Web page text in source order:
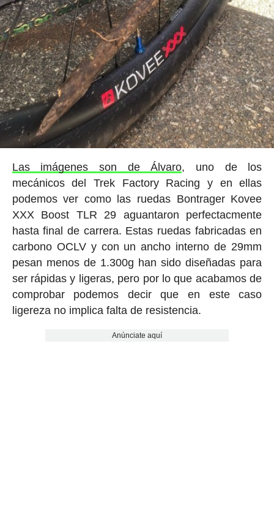
Las imágenes son de Álvaro, uno de los
mecánicos del Trek Factory Racing y en ellas
podemos ver como las ruedas Bontrager Kovee
XXX Boost TLR 29 aguantaron perfectacmente
hasta final de carrera. Estas ruedas fabricadas en
carbono OCLV y con un ancho interno de 29mm
pesan menos de 1.300g han sido diseñadas para
ser rápidas y ligeras, pero por lo que acabamos de
comprobar podemos decir que en este caso
ligereza no implica falta de resistencia.
Anúnciate aquí